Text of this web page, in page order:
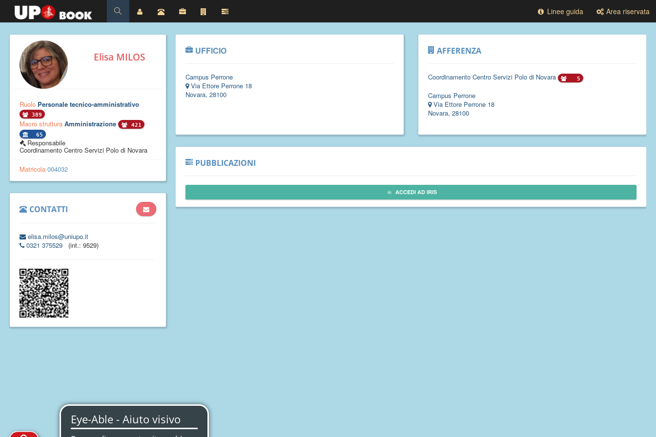
Linee guida Area riservata
Elisa MILOS
Ruolo Personale tecnico-amministrativo
389
Macro struttura Amministrazione
421
65
Responsabile
Coordinamento Centro Servizi Polo di Novara
Matricola 004032
CONTATTI
elisa.milos@uniupo.it
0321 375529
(int.: 9529)
UFFICIO
Campus Perrone
Via Ettore Perrone 18
Novara, 28100
AFFERENZA
Coordinamento Centro Servizi Polo di Novara 5
Campus Perrone
Via Ettore Perrone 18
Novara, 28100
PUBBLICAZIONI
ACCEDI AD IRIS